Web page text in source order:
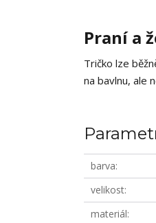
Praní a
Tričko lze
na bavlnu, ale
barva
velikost
materiál